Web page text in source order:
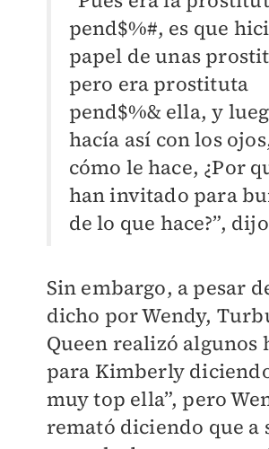
pend$%#, es que
papel de unas
pero era prostituta
pend$%& ella, y
hacía así con los
cómo le hace, ¿Por
han invitado para
de lo que hace?”,
Sin embargo, a pesar
dicho por Wendy,
Queen realizó algunos
para Kimberly
muy top ella”, pero
remató diciendo que a